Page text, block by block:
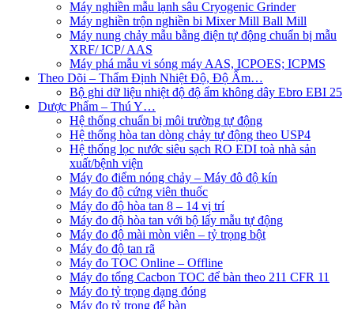
Máy nghiền mẫu lạnh sâu Cryogenic Grinder
Máy nghiền trộn nghiền bi Mixer Mill Ball Mill
Máy nung chảy mẫu bằng điện tự động chuẩn bị mẫu
XRF/ ICP/ AAS
Máy phá mẫu vi sóng máy AAS, ICPOES; ICPMS
Theo Dõi – Thẩm Định Nhiệt Độ, Độ Ẩm…
Bộ ghi dữ liệu nhiệt độ độ ẩm không dây Ebro EBI 25
Dược Phẩm – Thú Y…
Hệ thống chuẩn bị môi trường tự động
Hệ thống hòa tan dòng chảy tự động theo USP4
Hệ thống lọc nước siêu sạch RO EDI​​ toà nhà sản
xuất/bệnh viện
Máy đo điểm nóng chảy – Máy đô độ kín
Máy đo độ cứng viên thuốc
Máy đo độ hòa tan 8 – 14 vị trí
Máy đo độ hòa tan với bộ lấy mẫu tự động
Máy đo độ mài mòn viên – tỷ trọng bột
Máy đo độ tan rã
Máy đo TOC Online – Offline
Máy đo tổng Cacbon TOC để bàn theo 211 CFR 11
Máy đo tỷ trọng dạng đóng
Máy đo tỷ trọng để bàn